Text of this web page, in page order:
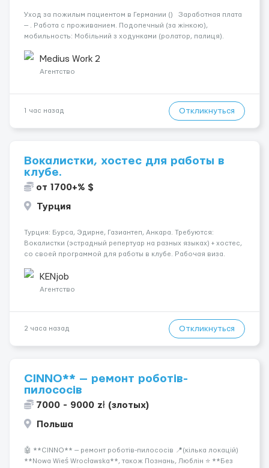
Уход за пожилым пациентом в Германии () Заработная плата
— . Работа с проживанием. Подопечный (за жінкою),
мобильность: Мобільний з ходунками (ролатор, палиця).
Ночью: Спить не прокидаючись. Требования: По...
Medius Work 2
Агентство
1 час назад Откликнуться
Вокалистки, хостес для работы в
клубе.
от 1700+% $
Турция
Турция: Бурса, Эдирне, Газиантеп, Анкара. Требуются:
Вокалистки (эстрадный репертуар на разных языках) + хостеc,
со своей программой для работы в клубе. Рабочая виза.
одного до трех месяцев. Мед. страховка. Высокая зарплат...
KENjob
Агентство
2 часа назад Откликнуться
CINNO** — ремонт роботів-
пилососів
7000 - 9000 zł (злотых)
Польша
🤖 **CINNO** — ремонт роботів-пилососів 📍(кілька локацій)
**Nowa Wieś Wrocławska**, також Познань, Люблін ⭐ **Без